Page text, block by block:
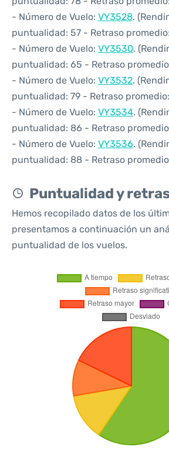
- Número de Vuelo: VY3528.
puntualidad: 57 - Retraso
- Número de Vuelo: VY3530.
puntualidad: 65 - Retraso
- Número de Vuelo: VY3532.
puntualidad: 79 - Retraso
- Número de Vuelo: VY3534.
puntualidad: 86 - Retraso
- Número de Vuelo: VY3536.
puntualidad: 88 - Retraso
Puntualidad y
Hemos recopilado datos de los
presentamos a continuación un
puntualidad de los vuelos.